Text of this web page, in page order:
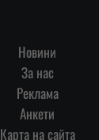
Новини
За нас
Реклама
Анкети
Карта на сайта